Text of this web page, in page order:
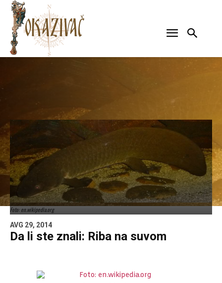
Foto: en.wikipedia.org
AVG 29, 2014
Da li ste znali: Riba na suvom